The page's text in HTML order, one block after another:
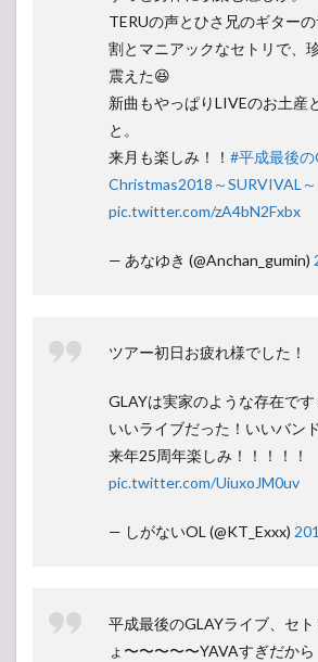
TERUの声とひさ兄のギターの
割とマニアックなセトリで、
震えた😆
新曲もやっぱりLIVEのお土産
と。
来月も楽しみ！！ #平成最後の
Christmas2018～SURVIVAL～
pic.twitter.com/zA4bN2Fxbx
— あなゆき (@Anchan_gumin)
ツアー初日お疲れ様でした！
GLAYは実家のような存在で
いいライブだった！いいバン
来年25周年楽しみ！！！！！
pic.twitter.com/UiuxoJM0uv
— しがないOL (@KT_Exxx)
平成最後のGLAYライブ、セト
ょ〜〜〜〜〜YAVAすぎだか